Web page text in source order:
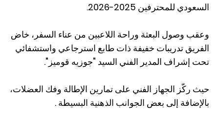
السعودي للمحترفين 2025-2026.
وعقب وصول البعثة وراحة اللاعبين من عناء السفر، خاض
الفريق تدريبات خفيفة ذات طابع استرجاعي واستشفائي
تحت إشراف المدير الفني السيد "جوزيه قوميز".
حيث ركّز الجهاز الفني على تمارين الإطالة وفك العضلات،
بالإضافة إلى بعض الجوانب الذهنية البسيطة .